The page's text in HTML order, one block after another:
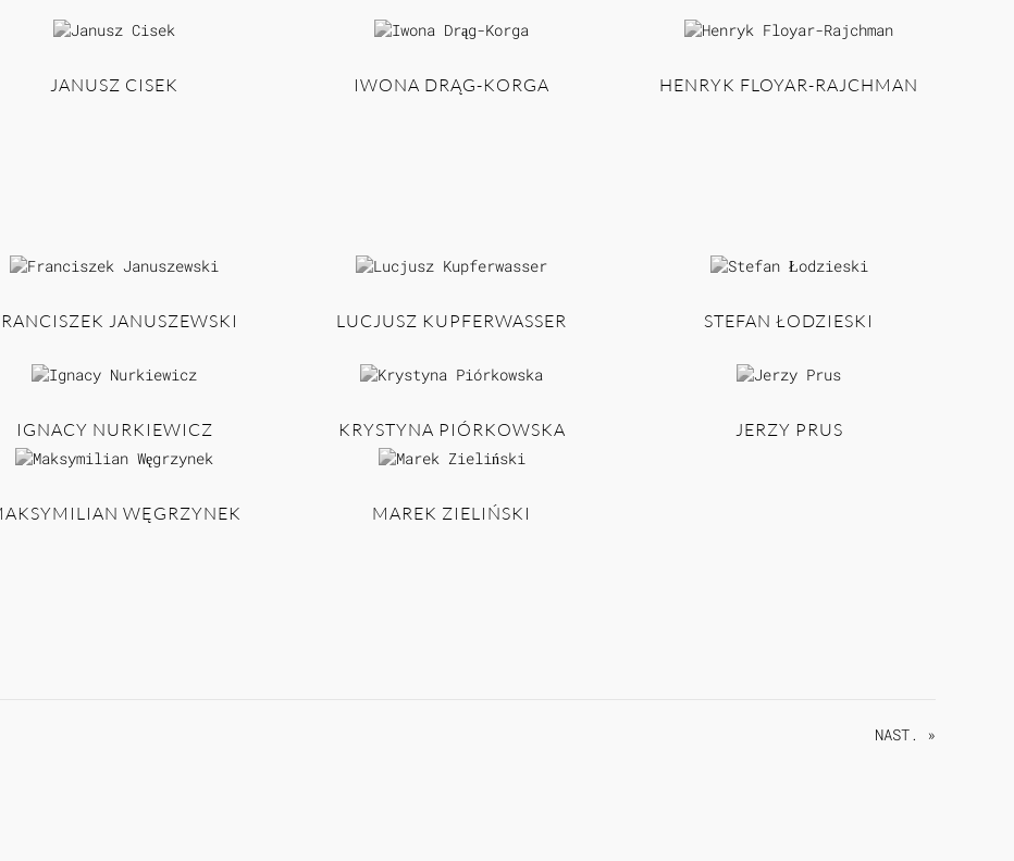
JANUSZ CISEK IWONA DRĄG-KORGA HENRYK FLOYAR-RAJCHMAN
JANUSZEWSKI LUCJUSZ KUPFERWASSER STEFAN ŁODZIESKI
IGNACY NURKIEWICZ KRYSTYNA PIÓRKOWSKA JERZY PRUS
WĘGRZYNEK MAREK ZIELIŃSKI
NAST. »